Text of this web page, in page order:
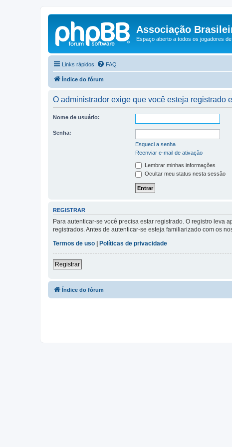
Associação
Espaço aberto a todos os jogadores de
Links rápidos FAQ
Índice do fórum
O administrador exige que você esteja registrado
Nome de usuário:
Senha:
Esqueci a senha
Reenviar e-mail de ativação
Lembrar minhas informações
Ocultar meu status nesta sessão
REGISTRAR
Para autenticar-se você precisa estar registrado. O registro leva
registrados. Antes de autenticar-se esteja familiarizado com os
Termos de uso
Políticas de privacidade
Registrar
Índice do fórum